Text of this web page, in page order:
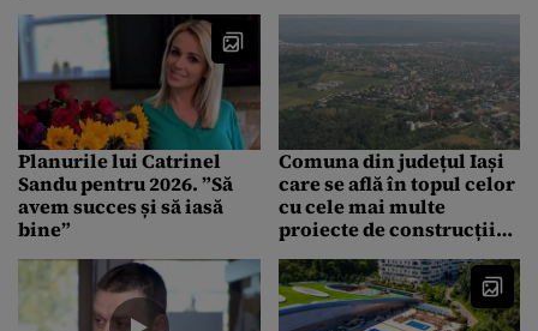
Planurile lui Catrinel
Sandu pentru 2026. ”Să
avem succes și să iasă
bine”
Comuna din județul Iași
care se află în topul celor
cu cele mai multe
proiecte de construcții
12 luni